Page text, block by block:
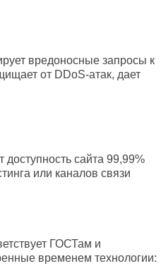
вредоносные запросы к
от DDoS-атак, дает
доступность сайта 99,99%
или каналов связи
ГОСТам и
временем технологии: